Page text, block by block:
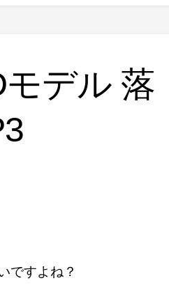
モデル 落
ですよね？